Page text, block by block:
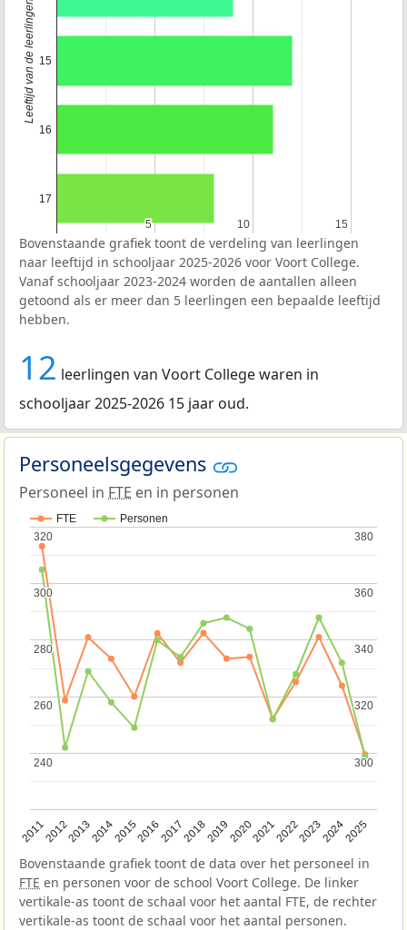
5
5 10
10 15
15
15
16
17
Leeftijd van de leerlingen
Bovenstaande grafiek toont de verdeling van leerlingen
naar leeftijd in schooljaar 2025-2026 voor Voort College.
Vanaf schooljaar 2023-2024 worden de aantallen alleen
getoond als er meer dan 5 leerlingen een bepaalde leeftijd
hebben.
12 leerlingen van Voort College waren in
schooljaar 2025-2026 15 jaar oud.
Personeelsgegevens
Personeel in FTE en in personen
FTE Personen
201120122013201420152016201720182019202020212022202320242025
240
240
260
260
280
280
300
300
320
320
300
300
320
320
340
340
360
360
380
380
Bovenstaande grafiek toont de data over het personeel in
FTE en personen voor de school Voort College. De linker
vertikale-as toont de schaal voor het aantal FTE, de rechter
vertikale-as toont de schaal voor het aantal personen.